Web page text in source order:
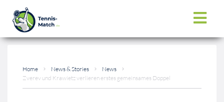
Home News & Stories
News
Zverev und Krawietz verlieren erstes gemeinsames Doppel